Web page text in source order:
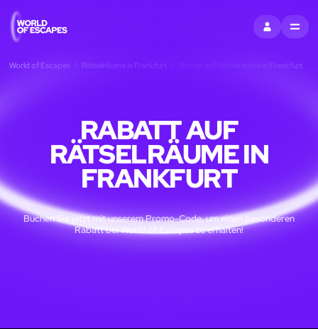
EINTRAGEN
MENU
World of Escapes Rätselräume in Frankfurt Rabatt auf Rätselräume in Frankfurt
RABATT AUF
RÄTSELRÄUME IN
FRANKFURT
Buchen Sie jetzt mit unserem Promo-Code, um einen besonderen
Rabatt bei World of Escapes zu erhalten!